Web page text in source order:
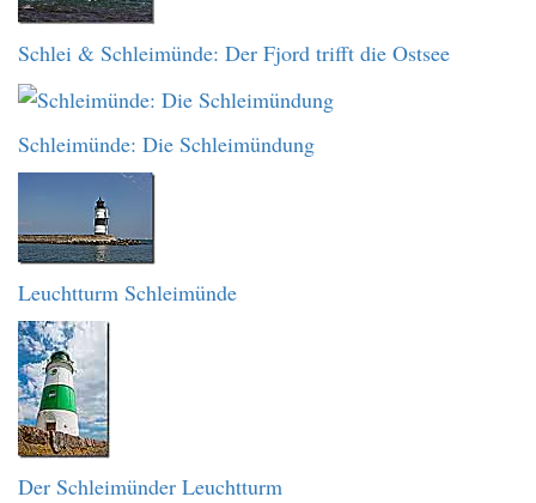
Schlei & Schleimünde: Der Fjord trifft die Ostsee
Schleimünde: Die Schleimündung
Leuchtturm Schleimünde
Der Schleimünder Leuchtturm